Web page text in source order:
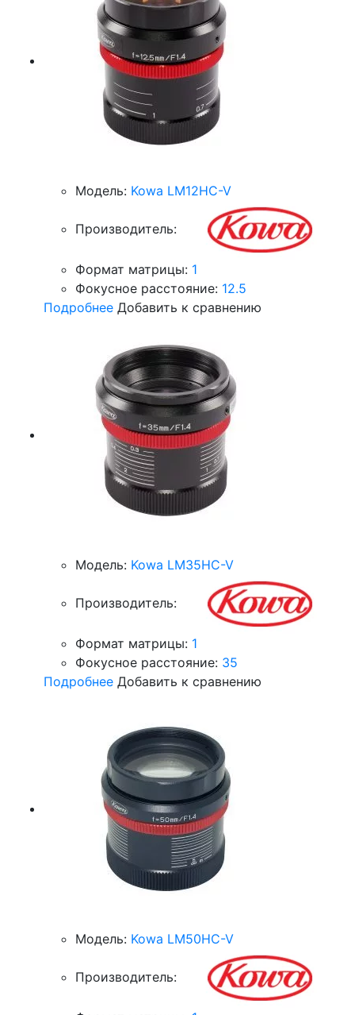
Модель: Kowa LM12HC-V
Производитель:
Формат матрицы: 1
Фокусное расстояние: 12.5
Подробнее Добавить к сравнению
Модель: Kowa LM35HC-V
Производитель:
Формат матрицы: 1
Фокусное расстояние: 35
Подробнее Добавить к сравнению
Модель: Kowa LM50HC-V
Производитель: